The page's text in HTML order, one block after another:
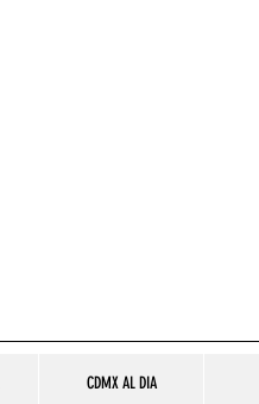
CDMX AL DIA